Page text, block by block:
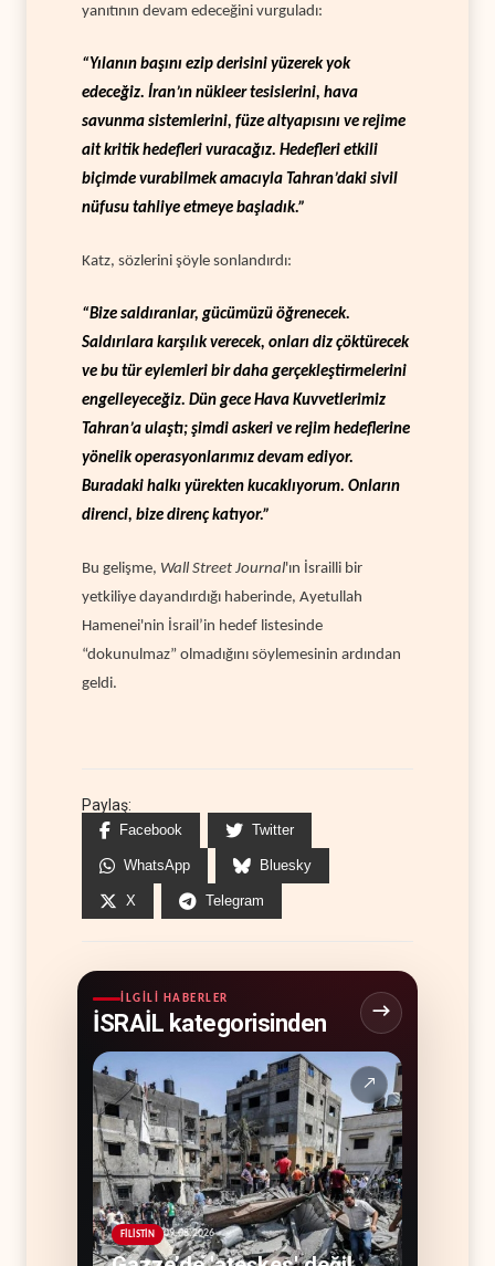
yanıtının devam edeceğini vurguladı:
“Yılanın başını ezip derisini yüzerek yok
edeceğiz. İran’ın nükleer tesislerini, hava
savunma sistemlerini, füze altyapısını ve rejime
ait kritik hedefleri vuracağız. Hedefleri etkili
biçimde vurabilmek amacıyla Tahran’daki sivil
nüfusu tahliye etmeye başladık.”
Katz, sözlerini şöyle sonlandırdı:
“Bize saldıranlar, gücümüzü öğrenecek.
Saldırılara karşılık verecek, onları diz çöktürecek
ve bu tür eylemleri bir daha gerçekleştirmelerini
engelleyeceğiz. Dün gece Hava Kuvvetlerimiz
Tahran’a ulaştı; şimdi askeri ve rejim hedeflerine
yönelik operasyonlarımız devam ediyor.
Buradaki halkı yürekten kucaklıyorum. Onların
direnci, bize direnç katıyor.”
Bu gelişme, Wall Street Journal'ın İsrailli bir
yetkiliye dayandırdığı haberinde, Ayetullah
Hamenei'nin İsrail’in hedef listesinde
“dokunulmaz” olmadığını söylemesinin ardından
geldi.
Paylaş:
Facebook Twitter
WhatsApp Bluesky
X Telegram
İLGILI HABERLER
İSRAİL kategorisinden
↗
FİLİSTİN 09.08.2026